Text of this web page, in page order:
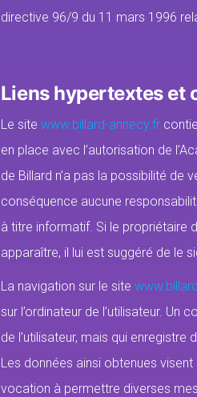
directive 96/9 du 11 mars 1996
Liens hypertextes et
Le site www.billard-annecy.fr
en place avec l’autorisation de
de Billard n’a pas la possibilité de
conséquence aucune
à titre informatif. Si le propriétaire
apparaître, il lui est suggéré de le
La navigation sur le site
sur l’ordinateur de l’utilisateur.
de l’utilisateur, mais qui
Les données ainsi obtenues
vocation à permettre diverses